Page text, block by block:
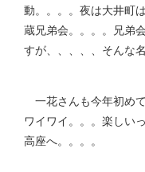
動。。。。夜は大井町
蔵兄弟会。。。。兄弟
すが、、、、、そんな
一花さんも今年初め
ワイワイ。。。楽しい
高座へ。。。。